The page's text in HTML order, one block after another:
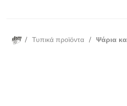
/ Τυπικά προϊόντα / Ψάρια